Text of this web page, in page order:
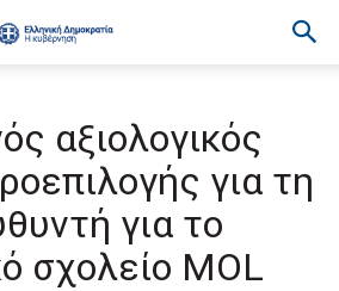
αξιολογικός
για τη
για το
σχολείο MOL